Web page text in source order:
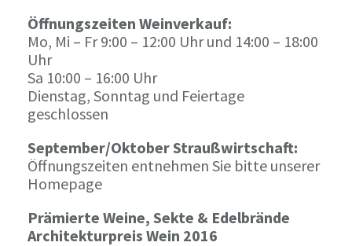
Öffnungszeiten Weinverkauf:
Mo, Mi – Fr 9:00 – 12:00 Uhr und 14:00 – 18:00
Uhr
Sa 10:00 – 16:00 Uhr
Dienstag, Sonntag und Feiertage
geschlossen
September/Oktober Straußwirtschaft:
Öffnungszeiten entnehmen Sie bitte unserer
Homepage
Prämierte Weine, Sekte & Edelbrände
Architekturpreis Wein 2016